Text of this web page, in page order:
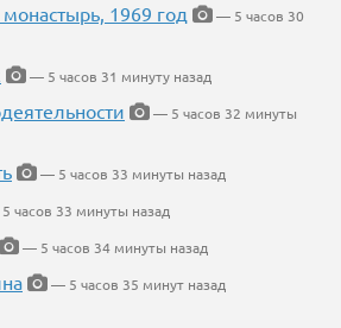
1969 год
— 5 часов 30
— 5 часов 31 минуту назад
— 5 часов 32 минуты
— 5 часов 33 минуты назад
часов 33 минуты назад
— 5 часов 34 минуты назад
— 5 часов 35 минут назад